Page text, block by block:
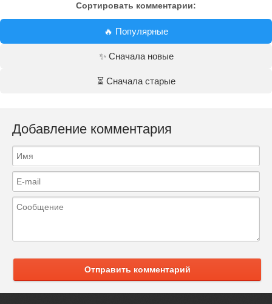
Сортировать комментарии:
🔥 Популярные
✨ Сначала новые
⏳ Сначала старые
Добавление комментария
Отправить комментарий